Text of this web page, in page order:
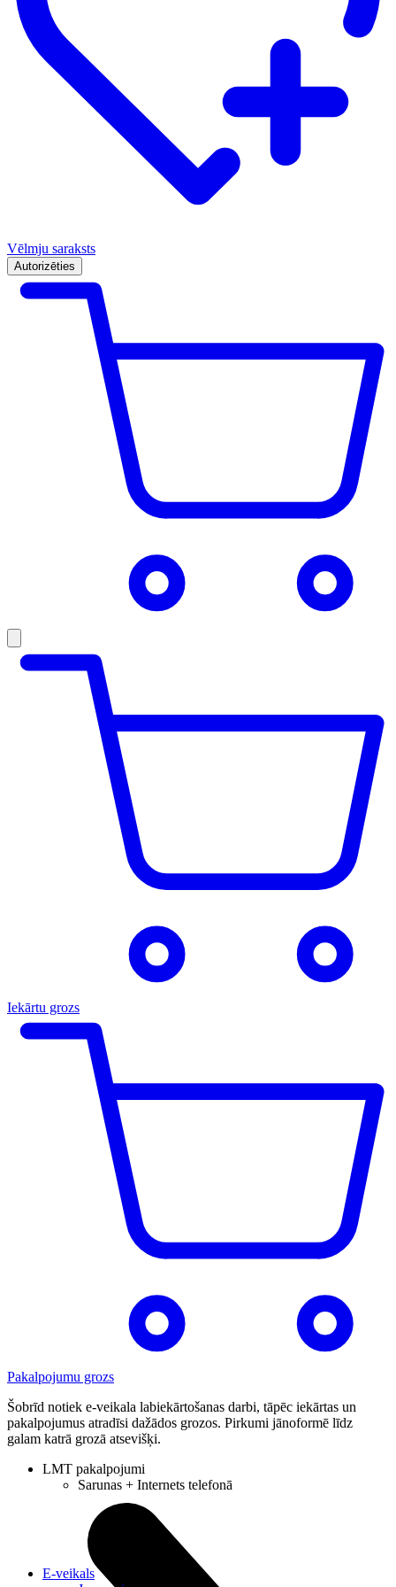
Vēlmju saraksts
Autorizēties
Iekārtu grozs
Pakalpojumu grozs
Šobrīd notiek e-veikala labiekārtošanas darbi, tāpēc iekārtas un
pakalpojumus atradīsi dažādos grozos. Pirkumi jānoformē līdz
galam katrā grozā atsevišķi.
LMT pakalpojumi
Sarunas + Internets telefonā
E-veikals